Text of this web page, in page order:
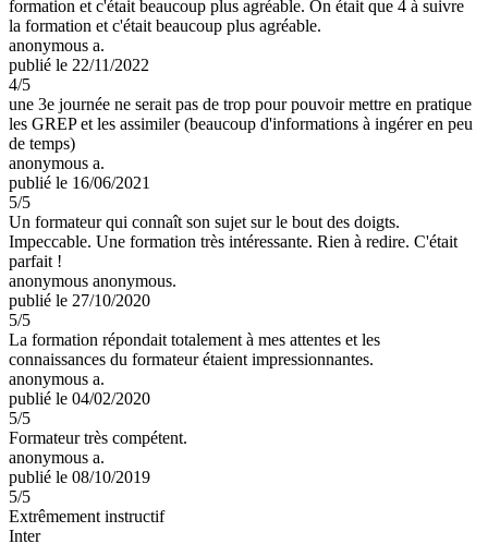
formation et c'était beaucoup plus agréable. On était que 4 à suivre
la formation et c'était beaucoup plus agréable.
anonymous a.
publié le 22/11/2022
4/5
une 3e journée ne serait pas de trop pour pouvoir mettre en pratique
les GREP et les assimiler (beaucoup d'informations à ingérer en peu
de temps)
anonymous a.
publié le 16/06/2021
5/5
Un formateur qui connaît son sujet sur le bout des doigts.
Impeccable. Une formation très intéressante. Rien à redire. C'était
parfait !
anonymous anonymous.
publié le 27/10/2020
5/5
La formation répondait totalement à mes attentes et les
connaissances du formateur étaient impressionnantes.
anonymous a.
publié le 04/02/2020
5/5
Formateur très compétent.
anonymous a.
publié le 08/10/2019
5/5
Extrêmement instructif
Inter